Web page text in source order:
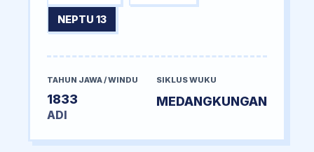
NEPTU 13
TAHUN JAWA / WINDU
1833
ADI
SIKLUS WUKU
MEDANGKUNGAN